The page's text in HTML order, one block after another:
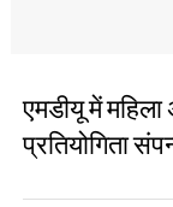
एमडीयू में
प्रतियोगिता